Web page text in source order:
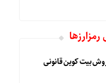
بیت کوین قانونی